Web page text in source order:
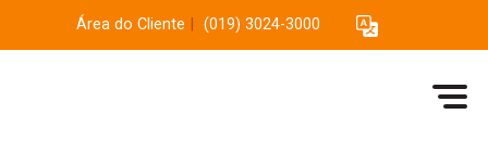
Área do Cliente (019) 3024-3000